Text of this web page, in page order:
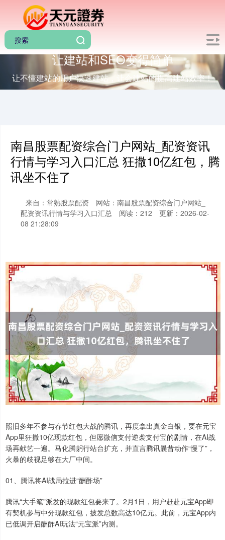
让建站和SEO变得简单
让不懂建站的用户快速建站，让会建站的提高建站效率！
南昌股票配资综合门户网站_配资资讯
行情与学习入口汇总 狂撒10亿红包，腾
讯坐不住了
来自：常熟股票配资
网站：南昌股票配资综合门户网站_
配资资讯行情与学习入口汇总
阅读：212
更新：2026-02-
08 21:28:09
照旧多年不参与春节红包大战的腾讯，再度拿出真金白银，要在元宝
App里狂撒10亿现款红包，但愿微信支付逆袭支付宝的剧情，在AI战
场再献艺一遍。马化腾躬行站台扩充，并直言腾讯曩昔动作“慢了”，
火暴的歧视足够在大厂中间。
01、腾讯将AI战局拉进“酬酢场”
腾讯“大手笔”派发的现款红包要来了。2月1日，用户赶赴元宝App即
有契机参与中分现款红包，披发总数高达10亿元。此前，元宝App内
已低调开启酬酢AI玩法“元宝派”内测。